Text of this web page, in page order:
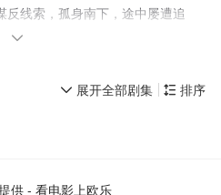
线索，孤身南下，途中屡遭追
（章若楠 饰）。为护证据周全，展
联手追查线索，搜集襄阳王勾结黑

 排序
 展开全部剧集
供 - 看电影上欧乐